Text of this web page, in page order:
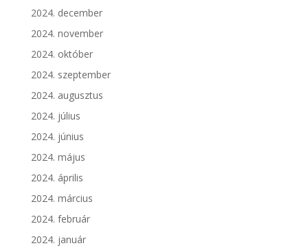
2024. december
2024. november
2024. október
2024. szeptember
2024. augusztus
2024. július
2024. június
2024. május
2024. április
2024. március
2024. február
2024. január